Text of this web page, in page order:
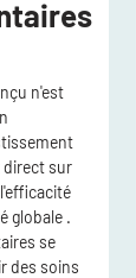
n'est
direct sur
globale .
se
des soins